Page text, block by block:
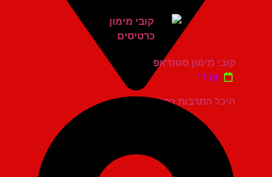
היכל התרבות כפר סבא
קובי מימון סטנדאפ
יום ד'